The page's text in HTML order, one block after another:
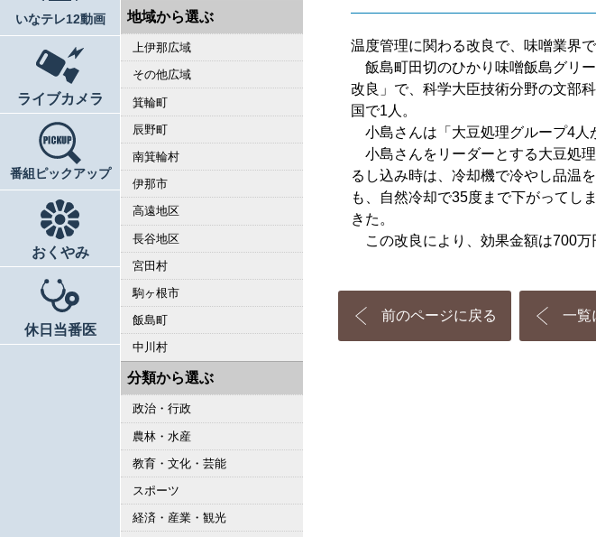
いなテレ12動画
ライブカメラ
番組ピックアップ
おくやみ
休日当番医
2023県議会議員選挙
2022箕輪町長選挙
2019県議会議員選挙
2018伊那市長選・市議選
桜シリーズ2018
桜シリーズ2017
2015県議会議員選挙
2014箕輪町長選挙
2014伊那市長選・市議選
桜シリーズ2014
カメラリポート
上伊那 医師不足問題
新ごみ中間処理施設
伊那市長・市議選
朝の学舎
記者室
伊那谷1年365人
輝く経営者～その後
花ロマン
伝承 上伊那の50年
駒ヶ根市長選挙
2007年 県議会議員選挙
権兵衛トンネル開通1周年
豪雨被害
新伊那市誕生へ
伊那谷 耐震強度偽装問題
2005年衆院選
その他
地域から選ぶ
上伊那広域
その他広域
箕輪町
辰野町
南箕輪村
伊那市
高遠地区
長谷地区
宮田村
駒ヶ根市
飯島町
中川村
分類から選ぶ
政治・行政
農林・水産
教育・文化・芸能
スポーツ
経済・産業・観光
温度管理に関わる改良で、味噌業界
飯島町田切のひかり味噌飯島グリ
改良」で、科学大臣技術分野の文部
国で1人。
小島さんは「大豆処理グループ4人
小島さんをリーダーとする大豆処
るし込み時は、冷却機で冷やし品温
も、自然冷却で35度まで下がってし
きた。
この改良により、効果金額は700万
前のページに戻る 一覧